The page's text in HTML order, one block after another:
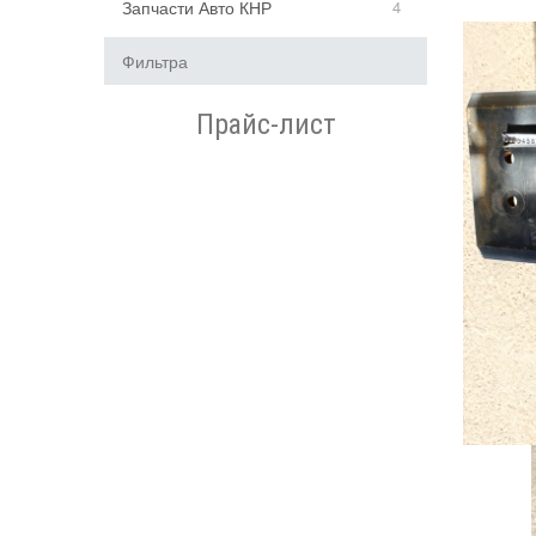
Запчасти Авто КНР 4
Фильтра
Прайс-лист